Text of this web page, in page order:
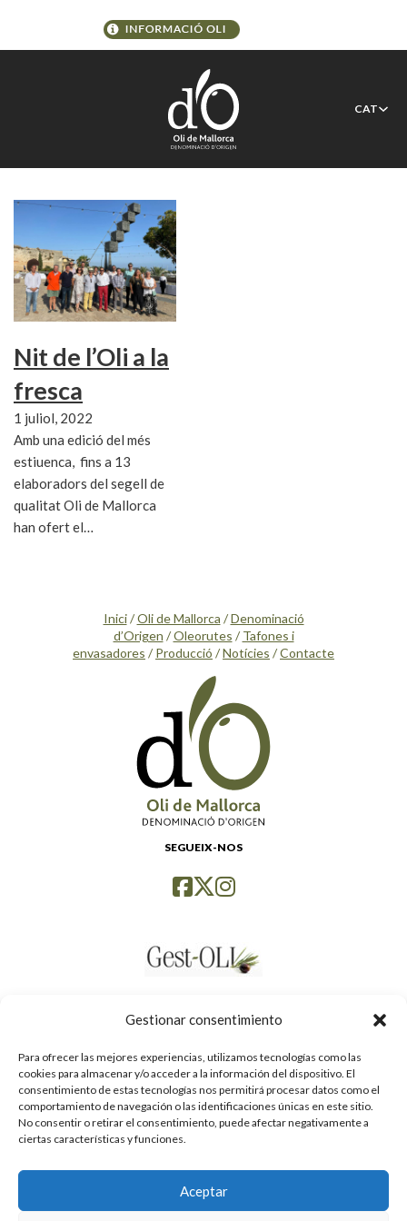
Gestionar consentimiento
Para ofrecer las mejores experiencias, utilizamos tecnologías como las
cookies para almacenar y/o acceder a la información del dispositivo. El
consentimiento de estas tecnologías nos permitirá procesar datos como el
comportamiento de navegación o las identificaciones únicas en este sitio.
No consentir o retirar el consentimiento, puede afectar negativamente a
ciertas características y funciones.
Aceptar
CAT
Formatge Mahón
Menorca
Nit de l’Oli a la
fresca
1 juliol, 2022
Amb una edició del més
estiuenca, fins a 13
elaboradors del segell de
qualitat Oli de Mallorca
han ofert el…
Inici/Oli de Mallorca /Denominació
d’Origen /Oleorutes / Tafones i
envasadores / Producció /Notícies /Contacte
SEGUEIX-NOS